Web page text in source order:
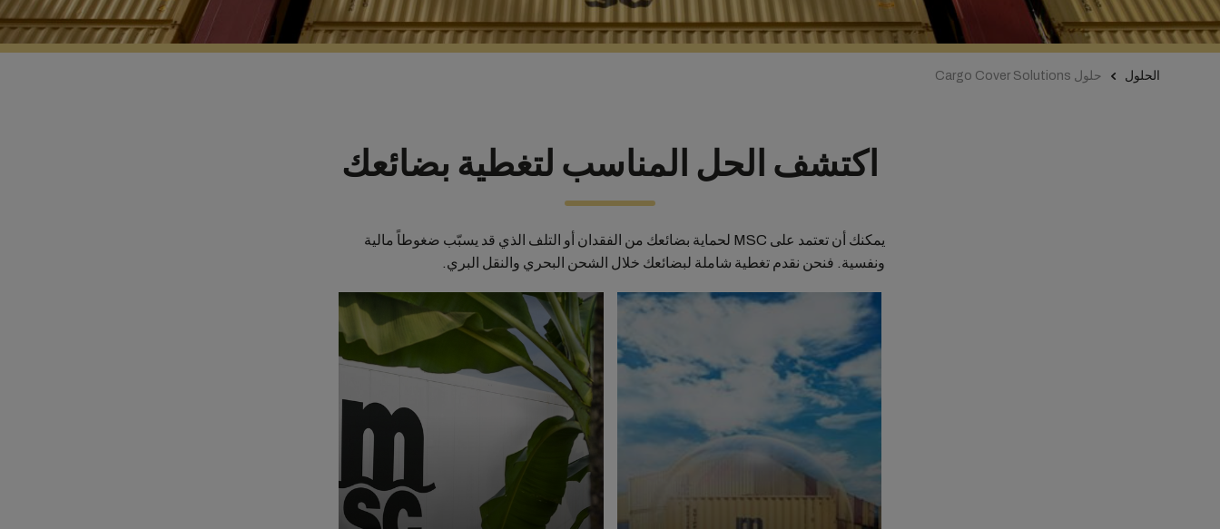
الحلول حلول Cargo Cover Solutions
اكتشف الحل المناسب لتغطية بضائعك
يمكنك أن تعتمد على MSC لحماية بضائعك من الفقدان أو التلف الذي قد يسبّب ضغوطاً مالية
ونفسية. فنحن نقدم تغطية شاملة لبضائعك خلال الشحن البحري والنقل البري.